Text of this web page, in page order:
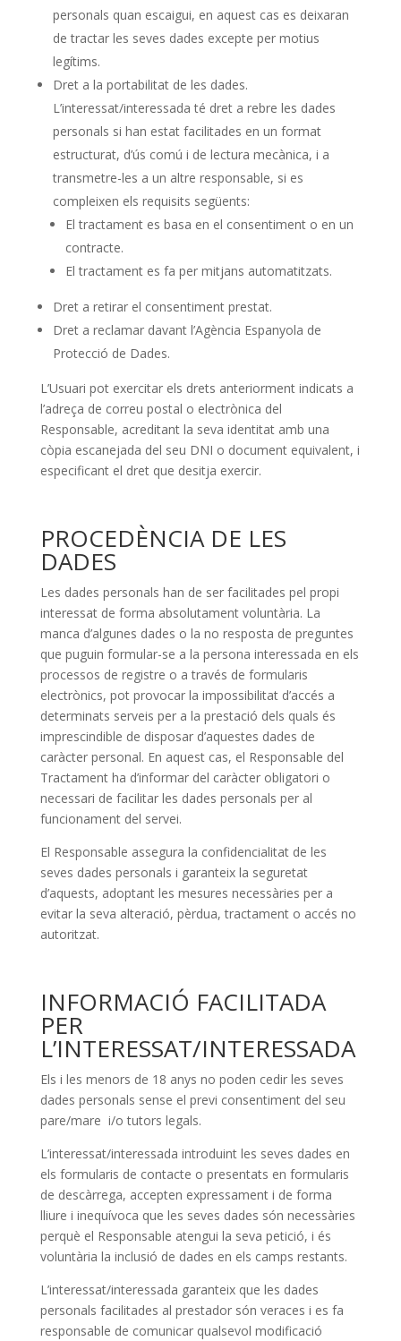
personals quan escaigui, en aquest cas es deixaran
de tractar les seves dades excepte per motius
legítims.
Dret a la portabilitat de les dades.
L’interessat/interessada té dret a rebre les dades
personals si han estat facilitades en un format
estructurat, d’ús comú i de lectura mecànica, i a
transmetre-les a un altre responsable, si es
compleixen els requisits següents:
El tractament es basa en el consentiment o en un
contracte.
El tractament es fa per mitjans automatitzats.
Dret a retirar el consentiment prestat.
Dret a reclamar davant l’Agència Espanyola de
Protecció de Dades.
L’Usuari pot exercitar els drets anteriorment indicats a
l’adreça de correu postal o electrònica del
Responsable, acreditant la seva identitat amb una
còpia escanejada del seu DNI o document equivalent, i
especificant el dret que desitja exercir.
PROCEDÈNCIA DE LES
DADES
Les dades personals han de ser facilitades pel propi
interessat de forma absolutament voluntària. La
manca d’algunes dades o la no resposta de preguntes
que puguin formular-se a la persona interessada en els
processos de registre o a través de formularis
electrònics, pot provocar la impossibilitat d’accés a
determinats serveis per a la prestació dels quals és
imprescindible de disposar d’aquestes dades de
caràcter personal. En aquest cas, el Responsable del
Tractament ha d’informar del caràcter obligatori o
necessari de facilitar les dades personals per al
funcionament del servei.
El Responsable assegura la confidencialitat de les
seves dades personals i garanteix la seguretat
d’aquests, adoptant les mesures necessàries per a
evitar la seva alteració, pèrdua, tractament o accés no
autoritzat.
INFORMACIÓ FACILITADA
PER
L’INTERESSAT/INTERESSADA
Els i les menors de 18 anys no poden cedir les seves
dades personals sense el previ consentiment del seu
pare/mare i/o tutors legals.
L’interessat/interessada introduint les seves dades en
els formularis de contacte o presentats en formularis
de descàrrega, accepten expressament i de forma
lliure i inequívoca que les seves dades són necessàries
perquè el Responsable atengui la seva petició, i és
voluntària la inclusió de dades en els camps restants.
L’interessat/interessada garanteix que les dades
personals facilitades al prestador són veraces i es fa
responsable de comunicar qualsevol modificació